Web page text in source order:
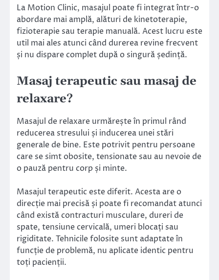
La Motion Clinic, masajul poate fi integrat într-o
abordare mai amplă, alături de kinetoterapie,
fizioterapie sau terapie manuală. Acest lucru este
util mai ales atunci când durerea revine frecvent
și nu dispare complet după o singură ședință.
Masaj terapeutic sau masaj de
relaxare?
Masajul de relaxare urmărește în primul rând
reducerea stresului și inducerea unei stări
generale de bine. Este potrivit pentru persoane
care se simt obosite, tensionate sau au nevoie de
o pauză pentru corp și minte.
Masajul terapeutic este diferit. Acesta are o
direcție mai precisă și poate fi recomandat atunci
când există contracturi musculare, dureri de
spate, tensiune cervicală, umeri blocați sau
rigiditate. Tehnicile folosite sunt adaptate în
funcție de problemă, nu aplicate identic pentru
toți pacienții.